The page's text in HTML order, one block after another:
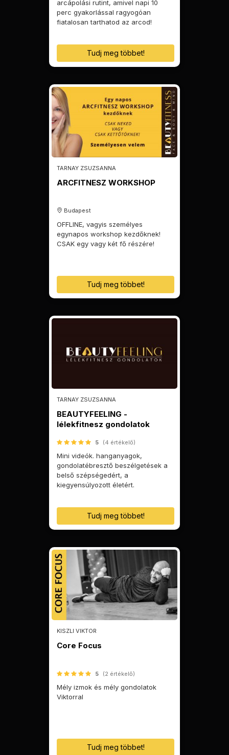
arcápolási rutint, amivel napi 10
perc gyakorlással ragyogóan
fiatalosan tarthatod az arcod!
Tudj meg többet!
TARNAY ZSUZSANNA
ARCFITNESZ WORKSHOP
Budapest
OFFLINE, vagyis személyes
egynapos workshop kezdőknek!
CSAK egy vagy két fő részére!
Tudj meg többet!
TARNAY ZSUZSANNA
BEAUTYFEELING -
lélekfitnesz gondolatok
5 (4 értékelő)
Mini videók. hanganyagok,
gondolatébresztő beszélgetések a
belső szépségedért, a
kiegyensúlyozott életért.
Tudj meg többet!
KISZLI VIKTOR
Core Focus
5 (2 értékelő)
Mély izmok és mély gondolatok
Viktorral
Tudj meg többet!